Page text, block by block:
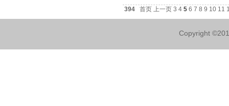
394 首页 上一页 3 4 5 6 7 8 9 10 11
Copyright